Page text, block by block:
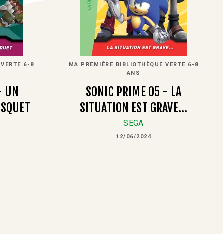
6-8
UN
MA PREMIÈRE BIBLIOTHÈQUE VERTE 6-8
ANS
SONIC PRIME 05 - LA
SITUATION EST GRAVE...
SEGA
12/06/2024